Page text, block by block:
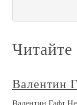
Валентин
Валентин Гафт Не